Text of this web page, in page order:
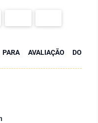
AVALIAÇÃO DO